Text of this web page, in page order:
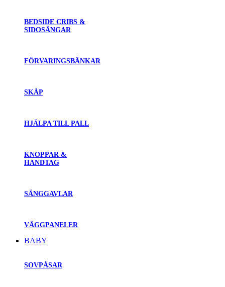
BEDSIDE CRIBS &
SIDOSÄNGAR
FÖRVARINGSBÄNKAR
SKÅP
HJÄLPA TILL PALL
KNOPPAR &
HANDTAG
SÄNGGAVLAR
VÄGGPANELER
BABY
SOVPÅSAR